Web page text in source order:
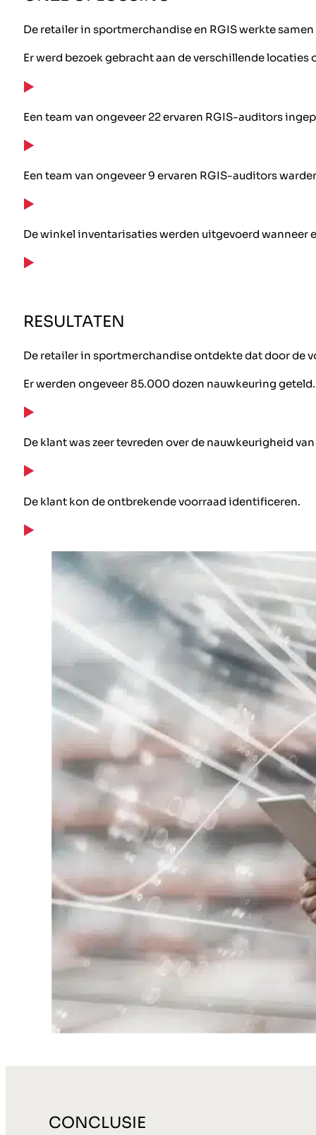
De retailer in sportmerchandise en RGIS werkte
Er werd bezoek gebracht aan de verschillende
Een team van ongeveer 22 ervaren RGIS-auditors
Een team van ongeveer 9 ervaren RGIS-auditors
De winkel inventarisaties werden uitgevoerd wanneer
RESULTATEN
De retailer in sportmerchandise ontdekte dat door de
Er werden ongeveer 85.000 dozen nauwkeuring geteld.
De klant was zeer tevreden over de nauwkeurigheid
De klant kon de ontbrekende voorraad identificeren.
CONCLUSIE